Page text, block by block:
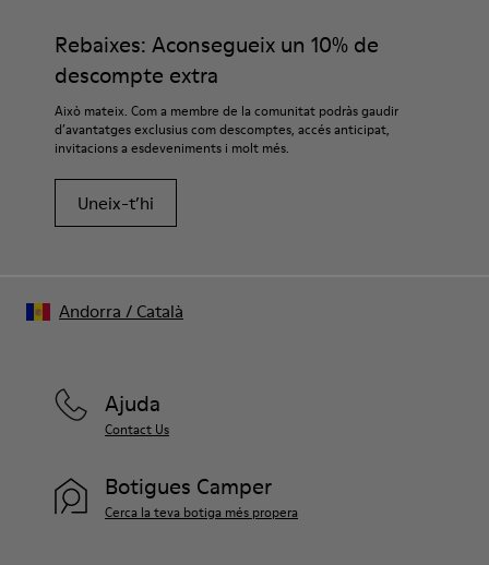
Rebaixes: Aconsegueix un 10% de
descompte extra
Això mateix. Com a membre de la comunitat podràs gaudir
d’avantatges exclusius com descomptes, accés anticipat,
invitacions a esdeveniments i molt més.
Uneix-t’hi
Ajuda
Contact Us
Botigues Camper
Cerca la teva botiga més propera
Andorra / Català